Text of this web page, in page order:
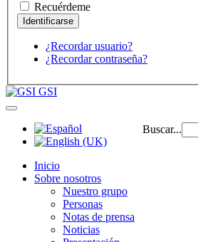
Recuérdeme
¿Recordar usuario?
¿Recordar contraseña?
GSI
Buscar...
Inicio
Sobre nosotros
Nuestro grupo
Personas
Notas de prensa
Noticias